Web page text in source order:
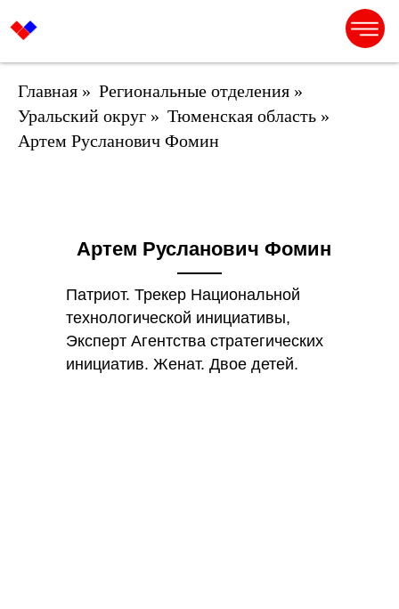
Главная » Региональные отделения »
Уральский округ » Тюменская область »
Артем Русланович Фомин
Артем Русланович Фомин
Патриот. Трекер Национальной
технологической инициативы,
Эксперт Агентства стратегических
инициатив. Женат. Двое детей.